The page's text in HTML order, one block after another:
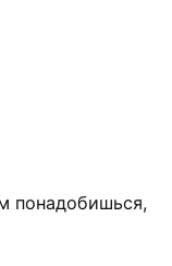
понадобишься,